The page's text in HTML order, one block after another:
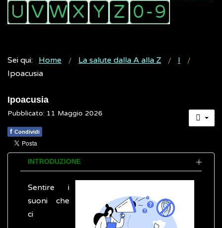
Sei qui: Home La salute dalla A alla Z
I
Ipoacusia
Ipoacusia
Pubblicato: 11 Maggio 2026
f Condividi
INTRODUZIONE
Sentire i
suoni che
ci